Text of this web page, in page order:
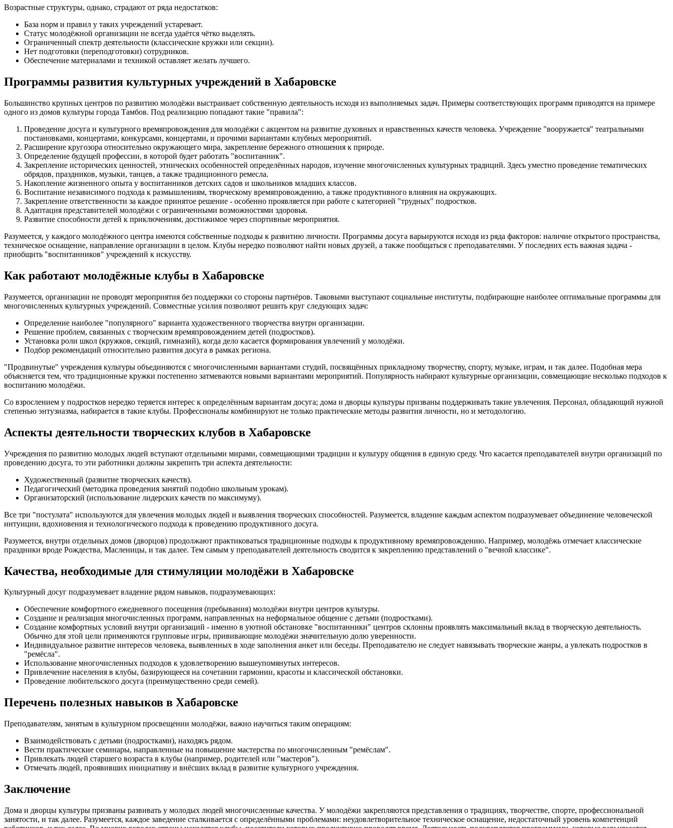
Возрастные структуры, однако, страдают от ряда недостатков:
База норм и правил у таких учреждений устаревает.
Статус молодёжной организации не всегда удаётся чётко выделять.
Ограниченный спектр деятельности (классические кружки или секции).
Нет подготовки (переподготовки) сотрудников.
Обеспечение материалами и техникой оставляет желать лучшего.
Программы развития культурных учреждений в Хабаровске
Большинство крупных центров по развитию молодёжи выстраивает собственную деятельность исходя из выполняемых задач. Примеры соответствующих программ приводятся на примере
одного из домов культуры города Тамбов. Под реализацию попадают такие "правила":
Проведение досуга и культурного времяпровождения для молодёжи с акцентом на развитие духовных и нравственных качеств человека. Учреждение "вооружается" театральными
постановками, концертами, конкурсами, концертами, и прочими вариантами клубных мероприятий.
Расширение кругозора относительно окружающего мира, закрепление бережного отношения к природе.
Определение будущей профессии, в которой будет работать "воспитанник".
Закрепление исторических ценностей, этнических особенностей определённых народов, изучение многочисленных культурных традиций. Здесь уместно проведение тематических
обрядов, праздников, музыки, танцев, а также традиционного ремесла.
Накопление жизненного опыта у воспитанников детских садов и школьников младших классов.
Воспитание независимого подхода к размышлениям, творческому времяпровождению, а также продуктивного влияния на окружающих.
Закрепление ответственности за каждое принятое решение - особенно проявляется при работе с категорией "трудных" подростков.
Адаптация представителей молодёжи с ограниченными возможностями здоровья.
Развитие способности детей к приключениям, достижимое через спортивные мероприятия.
Разумеется, у каждого молодёжного центра имеются собственные подходы к развитию личности. Программы досуга варьируются исходя из ряда факторов: наличие открытого пространства,
техническое оснащение, направление организации в целом. Клубы нередко позволяют найти новых друзей, а также пообщаться с преподавателями. У последних есть важная задача -
приобщить "воспитанников" учреждений к искусству.
Как работают молодёжные клубы в Хабаровске
Разумеется, организации не проводят мероприятия без поддержки со стороны партнёров. Таковыми выступают социальные институты, подбирающие наиболее оптимальные программы для
многочисленных культурных учреждений. Совместные усилия позволяют решить круг следующих задач:
Определение наиболее "популярного" варианта художественного творчества внутри организации.
Решение проблем, связанных с творческим времяпровождением детей (подростков).
Установка роли школ (кружков, секций, гимназий), когда дело касается формирования увлечений у молодёжи.
Подбор рекомендаций относительно развития досуга в рамках региона.
"Продвинутые" учреждения культуры объединяются с многочисленными вариантами студий, посвящённых прикладному творчеству, спорту, музыке, играм, и так далее. Подобная мера
объясняется тем, что традиционные кружки постепенно затмеваются новыми вариантами мероприятий. Популярность набирают культурные организации, совмещающие несколько подходов к
воспитанию молодёжи.
Со взрослением у подростков нередко теряется интерес к определённым вариантам досуга; дома и дворцы культуры призваны поддерживать такие увлечения. Персонал, обладающий нужной
степенью энтузиазма, набирается в такие клубы. Профессионалы комбинируют не только практические методы развития личности, но и методологию.
Аспекты деятельности творческих клубов в Хабаровске
Учреждения по развитию молодых людей вступают отдельными мирами, совмещающими традиции и культуру общения в единую среду. Что касается преподавателей внутри организаций по
проведению досуга, то эти работники должны закрепить три аспекта деятельности:
Художественный (развитие творческих качеств).
Педагогический (методика проведения занятий подобно школьным урокам).
Организаторский (использование лидерских качеств по максимуму).
Все три "постулата" используются для увлечения молодых людей и выявления творческих способностей. Разумеется, владение каждым аспектом подразумевает объединение человеческой
интуиции, вдохновения и технологического подхода к проведению продуктивного досуга.
Разумеется, внутри отдельных домов (дворцов) продолжают практиковаться традиционные подходы к продуктивному времяпровождению. Например, молодёжь отмечает классические
праздники вроде Рождества, Масленицы, и так далее. Тем самым у преподавателей деятельность сводится к закреплению представлений о "вечной классике".
Качества, необходимые для стимуляции молодёжи в Хабаровске
Культурный досуг подразумевает владение рядом навыков, подразумевающих:
Обеспечение комфортного ежедневного посещения (пребывания) молодёжи внутри центров культуры.
Создание и реализация многочисленных программ, направленных на неформальное общение с детьми (подростками).
Создание комфортных условий внутри организаций - именно в уютной обстановке "воспитанники" центров склонны проявлять максимальный вклад в творческую деятельность.
Обычно для этой цели применяются групповые игры, прививающие молодёжи значительную долю уверенности.
Индивидуальное развитие интересов человека, выявленных в ходе заполнения анкет или беседы. Преподавателю не следует навязывать творческие жанры, а увлекать подростков в
"ремёсла".
Использование многочисленных подходов к удовлетворению вышеупомянутых интересов.
Привлечение населения в клубы, базирующееся на сочетании гармонии, красоты и классической обстановки.
Проведение любительского досуга (преимущественно среди семей).
Перечень полезных навыков в Хабаровске
Преподавателям, занятым в культурном просвещении молодёжи, важно научиться таким операциям:
Взаимодействовать с детьми (подростками), находясь рядом.
Вести практические семинары, направленные на повышение мастерства по многочисленным "ремёслам".
Привлекать людей старшего возраста в клубы (например, родителей или "мастеров").
Отмечать людей, проявивших инициативу и внёсших вклад в развитие культурного учреждения.
Заключение
Дома и дворцы культуры призваны развивать у молодых людей многочисленные качества. У молодёжи закрепляются представления о традициях, творчестве, спорте, профессиональной
занятости, и так далее. Разумеется, каждое заведение сталкивается с определёнными проблемами: неудовлетворительное техническое оснащение, недостаточный уровень компетенций